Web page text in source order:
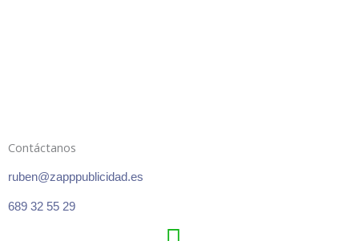
Contáctanos
ruben@zapppublicidad.es
689 32 55 29